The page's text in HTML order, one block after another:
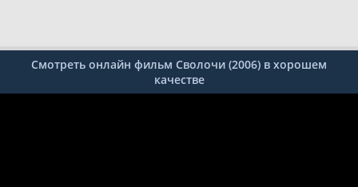
Смотреть онлайн фильм Сволочи (2006) в хорошем
качестве